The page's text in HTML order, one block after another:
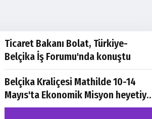
Ticaret Bakanı Bolat, Türkiye-
Belçika İş Forumu'nda konuştu
Belçika Kraliçesi Mathilde 10-14
Mayıs'ta Ekonomik Misyon
Türkiye'yi ziyaret edecek